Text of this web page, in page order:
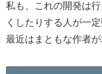
私も、これの開発は
くしたりする人が一定
最近はまともな作者